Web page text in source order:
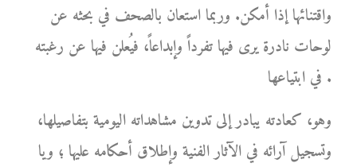
واقتنائها إذا أمكن. وربما استعان بالصحف في بحثه عن
لوحات نادرة يرى فيها تفرداً وإبداعاً، فيُعلن فيها عن رغبته
في ابتياعها .
وهو، كعادته يبادر إلى تدوين مشاهداته اليومية بتفاصيلها،
وتسجيل آرائه في الآثار الفنية وإطلاق أحكامه عليها ؛ ويا